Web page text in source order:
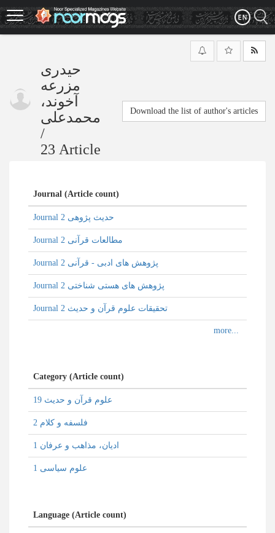
Skip
to
main
حیدری
مزرعه
آخوند،
محمدعلی
/
23 Article
Download the list of author's articles
Journal (Article count)
Journal حدیث پژوهی 2
Journal مطالعات قرآنی 2
Journal پژوهش های ادبی - قرآنی 2
Journal پژوهش های هستی شناختی 2
Journal تحقیقات علوم قرآن و حدیث 2
Category (Article count)
علوم قرآن و حدیث 19
فلسفه و کلام 2
ادیان، مذاهب و عرفان 1
علوم سیاسی 1
Language (Article count)